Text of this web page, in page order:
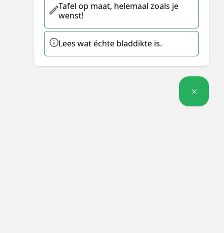
Tafel op maat, helemaal zoals je
wenst!
Lees wat échte bladdikte is.